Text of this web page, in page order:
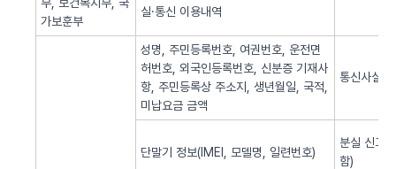
가보훈부
실·통신 이용내역
성명, 주민등록번호, 여권번호, 운전면
허번호, 외국인등록번호, 신분증 기재사
항, 주민등록상 주소지, 생년월일, 국적,
미납요금 금액
통신사실
단말기 정보(IMEI, 모델명, 일련번호)
분실 신고
함)